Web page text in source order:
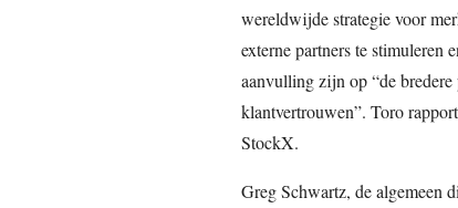
wereldwijde strategie voor
externe partners te stimuleren
aanvulling zijn op “de
klantvertrouwen”. Toro
StockX.
Greg Schwartz, de algemeen